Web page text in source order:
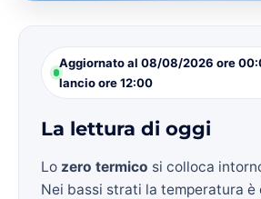
Aggiornato al 08/08/2026 ore
lancio ore 12:00
La lettura di oggi
Lo zero termico si colloca
Nei bassi strati la temperatura è